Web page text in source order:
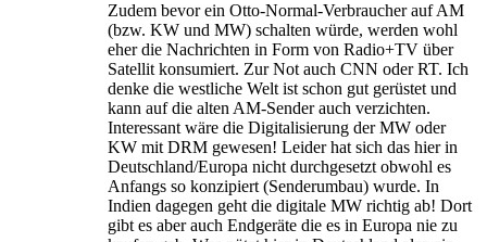
Zudem bevor ein Otto-Normal-Verbraucher auf AM
(bzw. KW und MW) schalten würde, werden wohl
eher die Nachrichten in Form von Radio+TV über
Satellit konsumiert. Zur Not auch CNN oder RT. Ich
denke die westliche Welt ist schon gut gerüstet und
kann auf die alten AM-Sender auch verzichten.
Interessant wäre die Digitalisierung der MW oder
KW mit DRM gewesen! Leider hat sich das hier in
Deutschland/Europa nicht durchgesetzt obwohl es
Anfangs so konzipiert (Senderumbau) wurde. In
Indien dagegen geht die digitale MW richtig ab! Dort
gibt es aber auch Endgeräte die es in Europa nie zu